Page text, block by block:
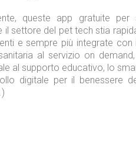
queste app gratuite per
il settore del pet tech stia
e sempre più integrate con
al servizio on
al supporto educativo, lo
digitale per il benessere
)